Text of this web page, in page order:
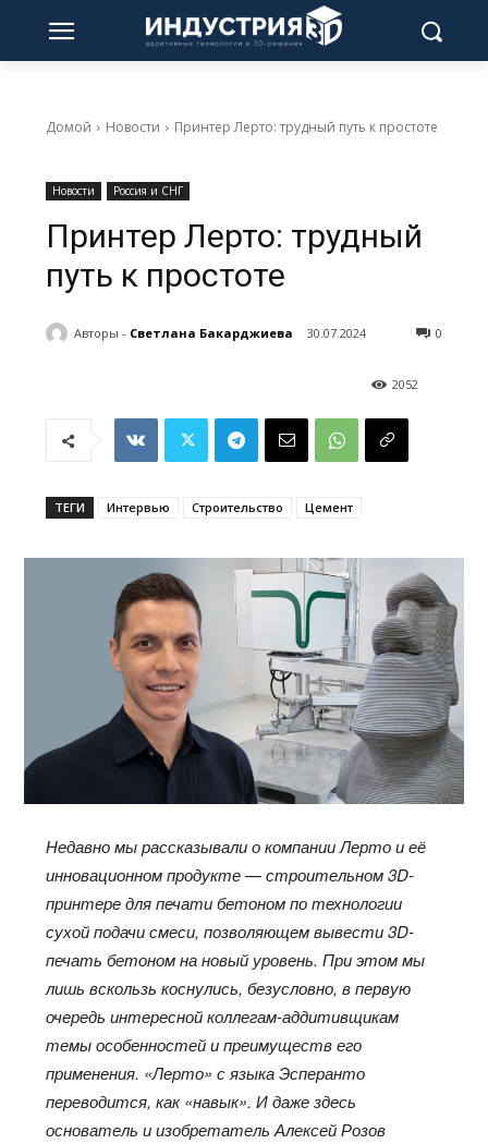
Домой Новости Принтер Лерто: трудный путь к простоте
Новости Россия и СНГ
Принтер Лерто: трудный
путь к простоте
Авторы - Светлана Бакарджиева 30.07.2024 0
2052
ТЕГИ Интервью Строительство Цемент
Недавно мы рассказывали о компанииЛертоиеё
инновационном продукте — строительном 3D-
принтере для печати бетоном по технологии
сухой подачи смеси, позволяющем вывести 3D-
печать бетоном на новый уровень. При этом мы
лишь вскользь коснулись,безусловно, в первую
очередь интереснойколлегам-аддитивщикам
темы особенностей и преимуществ его
применения. «Лерто» с языка Эсперанто
переводится, как «навык». И даже здесь
основатель и изобретатель Алексей Розов